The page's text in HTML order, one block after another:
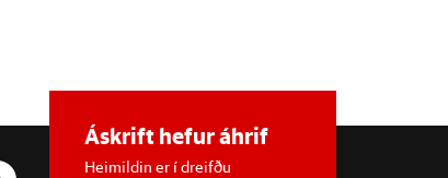
Áskrift hefur áhrif
Heimildin er í dreifðu